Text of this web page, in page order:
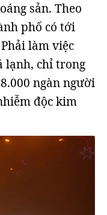
sản. Theo
phố có tới
làm việc
lạnh, chỉ trong
ngàn người
độc kim